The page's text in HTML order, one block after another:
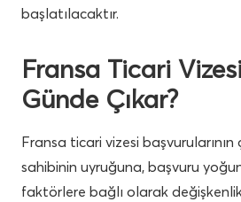
başlatılacaktır.
Fransa Ticari
Günde Çıkar?
Fransa ticari vizesi başvurularının
sahibinin uyruğuna, başvuru
faktörlere bağlı olarak